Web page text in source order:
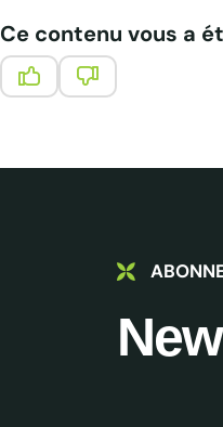
Ce contenu vous a